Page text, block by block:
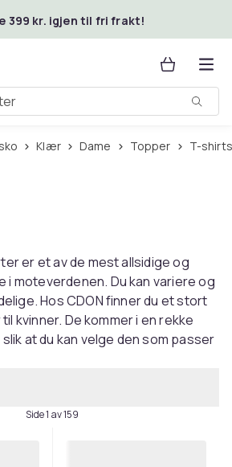
399 kr. igjen til fri frakt!
Klær Dame Topper T-shirts
er et av de mest allsidige og
moteverdenen. Du kan variere og
Hos CDON finner du et stort
kvinner. De kommer i en rekke
at du kan velge den som passer
Side 1 av 159